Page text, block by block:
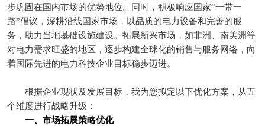
步巩固在国内市场的优势地位。同时，积极响应国家“一带一
路”倡议，深耕沿线国家市场，以品质的电力设备和完善的服
务，助力当地基础设施建设。拓展新兴市场，如非洲、南美洲等
对电力需求旺盛的地区，逐步构建全球化的销售与服务网络，向
着国际先进的电力科技企业目标稳步迈进。
根据企业现状及发展目标，我为您拟定以下优化方案，从五
个维度进行战略升级：
一、市场拓展策略优化